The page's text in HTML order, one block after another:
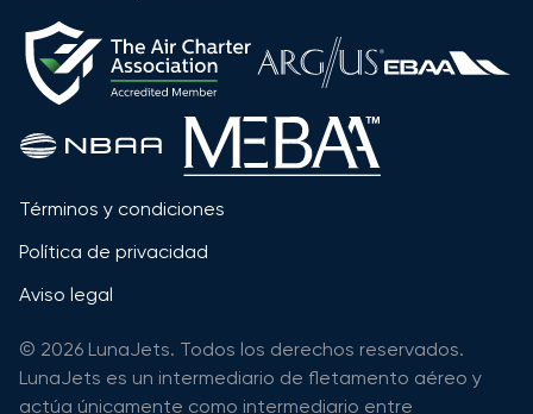
Términos y condiciones
Política de privacidad
Aviso legal
© 2026 LunaJets. Todos los derechos reservados.
LunaJets es un intermediario de fletamento aéreo y
actúa únicamente como intermediario entre